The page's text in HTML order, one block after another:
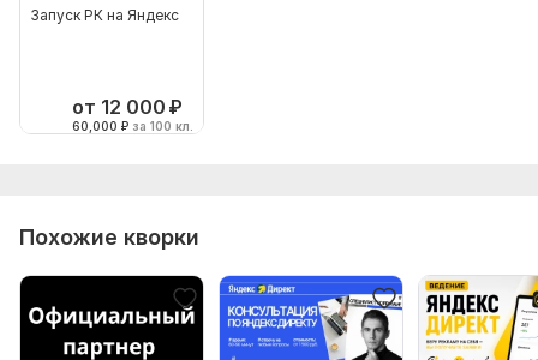
- Материалы: лого, фото товаров, прайсы
Запуск РК на Яндекс
от 12 000 ₽
60,000 ₽ за 100 кл.
Похожие кворки